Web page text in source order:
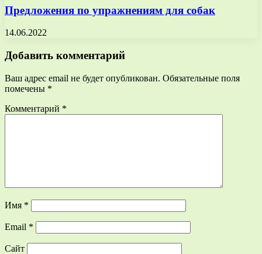
Предложения по упражнениям для собак
14.06.2022
Добавить комментарий
Ваш адрес email не будет опубликован. Обязательные поля
помечены *
Комментарий *
Имя *
Email *
Сайт